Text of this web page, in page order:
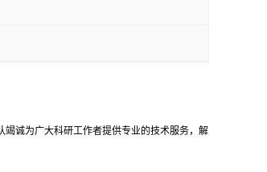
诚为广大科研工作者提供专业的技术服务，解